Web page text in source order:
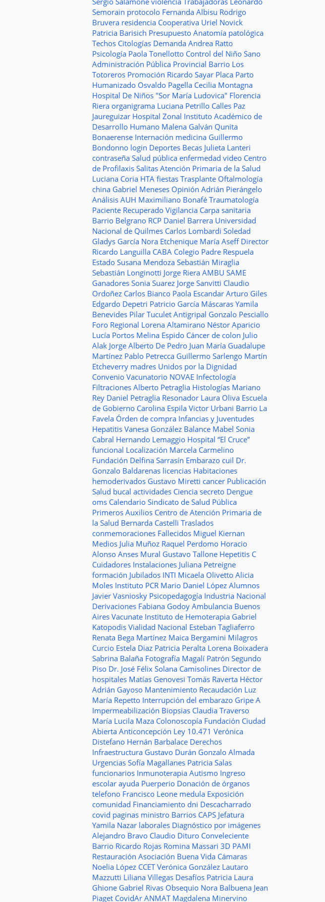
Semorain protocolo Fernanda Albisu Rodrigo
Bruvera residencia Cooperativa Uriel Novick
Patricia Barisich Presupuesto Anatomía patológica
Techos Citologías Demanda Andrea Ratto
Psicología Paola Tonellotto Control del Niño Sano
Administración Pública Provincial Barrio Los
Totoreros Promoción Ricardo Sayar Placa Parto
Humanizado Osvaldo Pagella Cecilia Montagna
Hospital De Niños "Sor María Ludovica" Florencia
Riera organigrama Luciana Petrillo Calles Paz
Jaureguizar Hospital Zonal Instituto Académico de
Desarrollo Humano Malena Galván Qunita
Bonaerense Internación medicina Guillermo
Bondonno login Deportes Becas Julieta Lanteri
contraseña Salud pública enfermedad video Centro
de Profilaxis Salitas Atención Primaria de la Salud
Luciana Coria HTA fiestas Trasplante Oftalmología
china Gabriel Meneses Opinión Adrián Pierángelo
Análisis AUH Maximiliano Bonafé Traumatología
Paciente Recuperado Vigilancia Carpa sanitaria
Barrio Belgrano RCP Daniel Barrera Universidad
Nacional de Quilmes Carlos Lombardi Soledad
Gladys García Nora Etchenique María Aseff Director
Ricardo Languilla CABA Colegio Padre Respuela
Estado Susana Mendoza Sebastián Miraglia
Sebastián Longinotti Jorge Riera AMBU SAME
Ganadores Sonia Suarez Jorge Sanvitti Claudio
Ordoñez Carlos Bianco Paola Escandar Arturo Giles
Edgardo Depetri Patricio García Máscaras Yamila
Benevides Pilar Tuculet Antigripal Gonzalo Pesciallo
Foro Regional Lorena Altamirano Néstor Aparicio
Lucía Portos Melina Espido Cáncer de colon Julio
Alak Jorge Alberto De Pedro Juan María Guadalupe
Martínez Pablo Petrecca Guillermo Sarlengo Martín
Etcheverry madres Unidos por la Dignidad
Convenio Vacunatorio NOVAE Infectología
Filtraciones Alberto Petraglia Histologías Mariano
Rey Daniel Petraglia Resonador Laura Oliva Escuela
de Gobierno Carolina Espila Victor Urbani Barrio La
Favela Órden de compra Infancias y Juventudes
Hepatitis Vanesa González Balance Mabel Sonia
Cabral Hernando Lemaggio Hospital “El Cruce”
funcional Localización Marcela Carmelino
Fundación Delfina Sarrasín Embarazo cuil Dr.
Gonzalo Baldarenas licencias Habitaciones
hemoderivados Gustavo Miretti cancer Publicación
Salud bucal actividades Ciencia secreto Dengue
oms Calendario Sindicato de Salud Pública
Primeros Auxilios Centro de Atención Primaria de
la Salud Bernarda Castelli Traslados
conmemoraciones Fallecidos Miguel Kiernan
Medios Julia Muñoz Raquel Perdomo Horacio
Alonso Anses Mural Gustavo Tallone Hepetitis C
Cuidadores Instalaciones Juliana Petreigne
formación Jubilados INTI Micaela Olivetto Alicia
Moles Instituto PCR Mario Daniel López Alumnos
Javier Vasniosky Psicopedagogía Industria Nacional
Derivaciones Fabiana Godoy Ambulancia Buenos
Aires Vacunate Instituto de Hemoterapia Gabriel
Katopodis Vialidad Nacional Esteban Tagliaferro
Renata Bega Martínez Maica Bergamini Milagros
Curcio Estela Diaz Patricia Peralta Lorena Boixadera
Sabrina Balaña Fotografía Magalí Patrón Segundo
Piso Dr. José Félix Solana Camisolines Director de
hospitales Matías Genovesi Tomás Raverta Héctor
Adrián Gayoso Mantenimiento Recaudación Luz
María Repetto Interrupción del embarazo Gripe A
Impermeabilización Biopsias Claudia Traverso
María Lucila Maza Colonoscopía Fundación Ciudad
Abierta Anticoncepción Ley 10.471 Verónica
Distefano Hernán Barbalace Derechos
Infraestructura Gustavo Durán Gonzalo Almada
Urgencias Sofía Magallanes Patricia Salas
funcionarios Inmunoterapia Autismo Ingreso
escolar ayuda Puerperio Donación de órganos
telefono Francisco Leone medula Exposición
comunidad Financiamiento dni Descacharrado
covid paginas ministro Barrios CAPS Jefatura
Yamila Nazar laborales Diagnóstico por imágenes
Alejandro Bravo Claudio Dituro Conveleciente
Barrio Ricardo Rojas Romina Massari 3D PAMI
Restauración Asociación Buena Vida Cámaras
Noelia López CCETVerónica González Lautaro
Mazzutti Liliana Villegas Desafíos Patricia Laura
Ghione Gabriel Rivas Obsequio Nora Balbuena Jean
Piaget CovidAr ANMAT Magdalena Minervino